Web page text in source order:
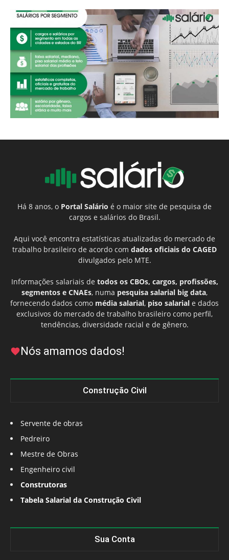
Há 8 anos, o Portal Salário é o maior site de pesquisa de
cargos e salários do Brasil.
Aqui você encontra estatísticas atualizadas do mercado de
trabalho brasileiro de acordo com dados oficiais do CAGED
divulgados pelo MTE.
Informações salariais de todos os CBOs, cargos, profissões,
segmentos e CNAEs, numa pesquisa salarial big data,
fornecendo dados como média salarial, piso salarial e dados
exclusivos do mercado de trabalho brasileiro como perfil,
tendências, diversidade racial e de gênero.
Nós amamos dados!
Construção Civil
Servente de obras
Pedreiro
Mestre de Obras
Engenheiro civil
Construtoras
Tabela Salarial da Construção Civil
Sua Conta